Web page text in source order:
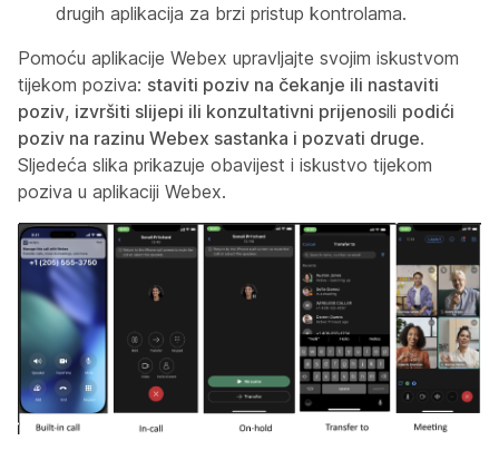
drugih aplikacija za brzi pristup kontrolama.
Pomoću aplikacije Webex upravljajte svojim iskustvom
tijekom poziva: staviti poziv na čekanje ili nastaviti
poziv, izvršiti slijepi ili konzultativni prijenosili podići
poziv na razinu Webex sastanka i pozvati druge.
Sljedeća slika prikazuje obavijest i iskustvo tijekom
poziva u aplikaciji Webex.